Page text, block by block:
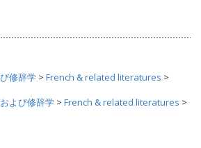
修辞学 > French & related literatures >
よび修辞学 > French & related literatures >